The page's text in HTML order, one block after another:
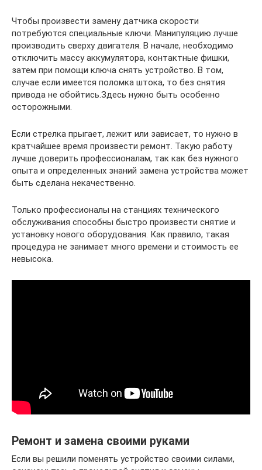
Чтобы произвести замену датчика скорости
потребуются специальные ключи. Манипуляцию лучше
производить сверху двигателя. В начале, необходимо
отключить массу аккумулятора, контактные фишки,
затем при помощи ключа снять устройство. В том,
случае если имеется поломка штока, то без снятия
привода не обойтись.Здесь нужно быть особенно
осторожными.
Если стрелка прыгает, лежит или зависает, то нужно в
кратчайшее время произвести ремонт. Такую работу
лучше доверить профессионалам, так как без нужного
опыта и определенных знаний замена устройства может
быть сделана некачественно.
Только профессионалы на станциях технического
обслуживания способны быстро произвести снятие и
установку нового оборудования. Как правило, такая
процедура не занимает много времени и стоимость ее
невысока.
Ремонт и замена своими руками
Если вы решили поменять устройство своими силами,